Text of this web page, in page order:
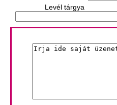
Levél tárgya